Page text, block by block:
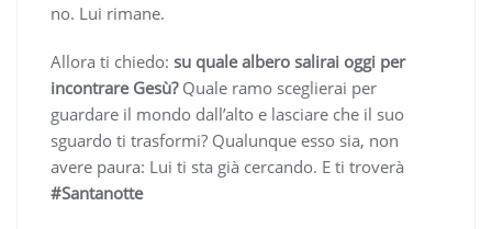
no. Lui rimane.
Allora ti chiedo: su quale albero salirai oggi per
incontrare Gesù?Quale ramo sceglierai per
guardare il mondo dall’alto e lasciare che il suo
sguardo ti trasformi? Qualunque esso sia, non
avere paura: Lui ti sta già cercando. E ti troverà
#Santanotte